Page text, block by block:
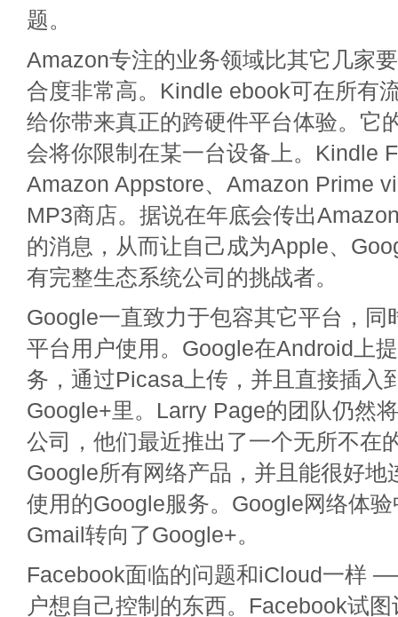
题。
Amazon专注的业务领域比其它几家
合度非常高。Kindle ebook可在所有
给你带来真正的跨硬件平台体验。它
会将你限制在某一台设备上。Kindle
Amazon Appstore、Amazon Prime
MP3商店。据说在年底会传出
的消息，从而让自己成为Apple、
有完整生态系统公司的挑战者。
Google一直致力于包容其它平台，同
平台用户使用。Google在Android上
务，通过Picasa上传，并且直接插入
Google+里。Larry Page的团队仍然
公司，他们最近推出了一个无所不在
Google所有网络产品，并且能很好地
使用的Google服务。Google网络体
Gmail转向了Google+。
Facebook面临的问题和iCloud一样
户想自己控制的东西。Facebook试